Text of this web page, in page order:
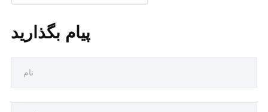
پیام بگذارید